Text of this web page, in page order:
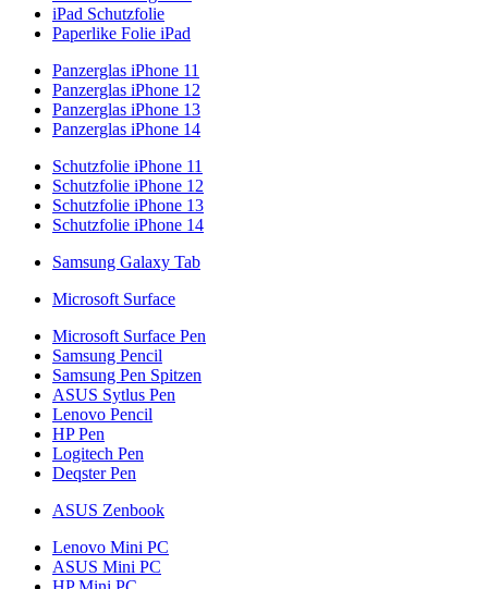
iPad Schutzfolie
Paperlike Folie iPad
Panzerglas iPhone 11
Panzerglas iPhone 12
Panzerglas iPhone 13
Panzerglas iPhone 14
Schutzfolie iPhone 11
Schutzfolie iPhone 12
Schutzfolie iPhone 13
Schutzfolie iPhone 14
Samsung Galaxy Tab
Microsoft Surface
Microsoft Surface Pen
Samsung Pencil
Samsung Pen Spitzen
ASUS Sytlus Pen
Lenovo Pencil
HP Pen
Logitech Pen
Deqster Pen
ASUS Zenbook
Lenovo Mini PC
ASUS Mini PC